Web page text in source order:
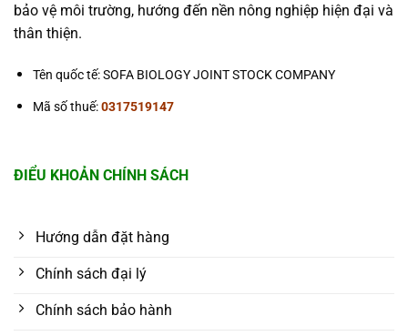
bảo vệ môi trường, hướng đến nền nông nghiệp hiện đại và
thân thiện.
Tên quốc tế: SOFA BIOLOGY JOINT STOCK COMPANY
Mã số thuế:0317519147
ĐIỂU KHOẢN CHÍNH SÁCH
Hướng dẫn đặt hàng
Chính sách đại lý
Chính sách bảo hành